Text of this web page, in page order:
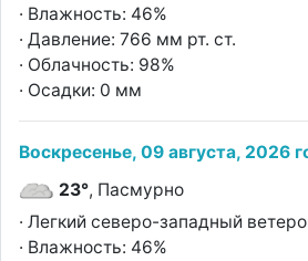
· Влажность: 46%
· Давление: 766 мм рт. ст.
· Облачность: 98%
· Осадки: 0 мм
Воскресенье, 09 августа, 2026
23°, Пасмурно
· Легкий северо-западный
· Влажность: 46%